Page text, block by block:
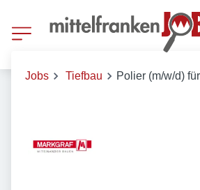
Jobs Tiefbau Polier (m/w/d)